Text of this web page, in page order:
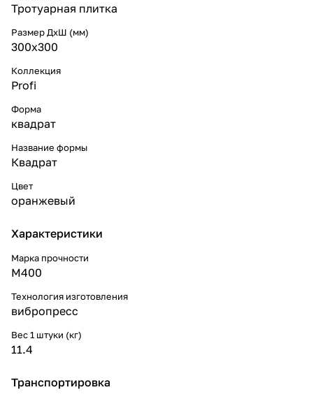
Тротуарная плитка
Размер ДхШ (мм)
300x300
Коллекция
Profi
Форма
квадрат
Название формы
Квадрат
Цвет
оранжевый
Характеристики
Марка прочности
М400
Технология изготовления
вибропресс
Вес 1 штуки (кг)
11.4
Транспортировка